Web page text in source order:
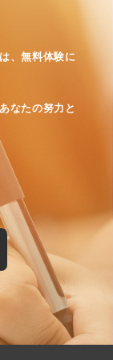
、無料体験に
なたの努力と